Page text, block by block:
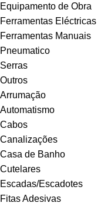
Equipamento de Obra
Ferramentas Eléctricas
Ferramentas Manuais
Pneumatico
Serras
Outros
Arrumação
Automatismo
Cabos
Canalizações
Casa de Banho
Cutelares
Escadas/Escadotes
Fitas Adesivas